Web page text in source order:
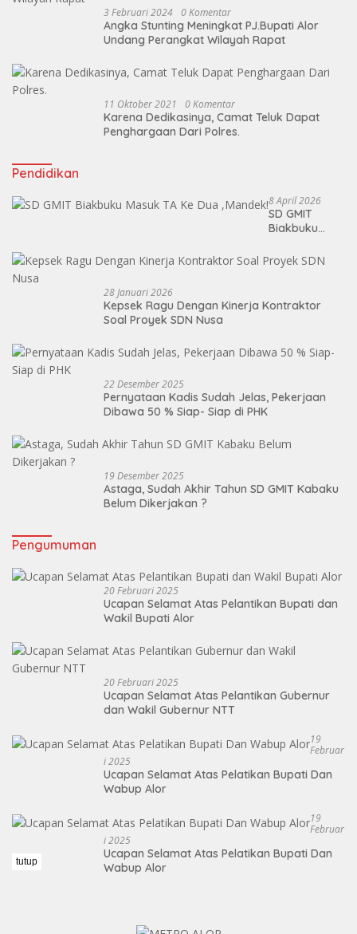
3 Februari 2024 0 Komentar
Angka Stunting Meningkat PJ.Bupati Alor
Undang Perangkat Wilayah Rapat
11 Oktober 2021 0 Komentar
Karena Dedikasinya, Camat Teluk Dapat
Penghargaan Dari Polres.
Pendidikan
8 April 2026
SD GMIT
Biakbuku
Dua ,Mandek!
28 Januari 2026
Kepsek Ragu Dengan Kinerja Kontraktor
Soal Proyek SDN Nusa
22 Desember 2025
Pernyataan Kadis Sudah Jelas, Pekerjaan
Dibawa 50 % Siap- Siap di PHK
19 Desember 2025
Astaga, Sudah Akhir Tahun SD GMIT Kabaku
Belum Dikerjakan ?
Pengumuman
20 Februari 2025
Ucapan Selamat Atas Pelantikan Bupati dan
Wakil Bupati Alor
20 Februari 2025
Ucapan Selamat Atas Pelantikan Gubernur
dan Wakil Gubernur NTT
19
Februar
I 2025
Ucapan Selamat Atas Pelatikan Bupati Dan
Wabup Alor
19
Februar
I 2025
Ucapan Selamat Atas Pelatikan Bupati Dan
Wabup Alor
tutup